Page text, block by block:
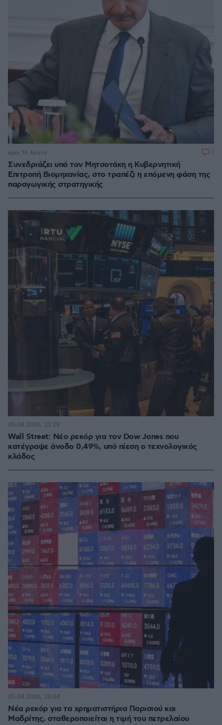
Συνεδριάζει υπό τον Μητσοτάκη η Κυβερνητική
Επιτροπή Βιομηχανίας, στο τραπέζι η επόμενη φάση της
παραγωγικής στρατηγικής
πριν 16 λεπτά 1
Wall Street: Νέο ρεκόρ για τον Dow Jones που
κατέγραψε άνοδο 0,49%, υπό πίεση ο τεχνολογικός
κλάδος
05.08.2026, 23:29
Νέα ρεκόρ για τα χρηματιστήρια Παρισιού και
Μαδρίτης, σταθεροποιείται η τιμή του πετρελαίου
05.08.2026, 20:54